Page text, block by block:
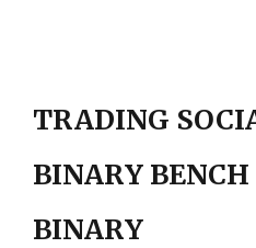
TRADING
BINARY
BINARY